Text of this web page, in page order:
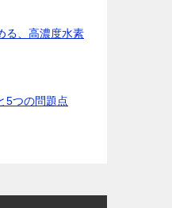
る、高濃度水素
5つの問題点